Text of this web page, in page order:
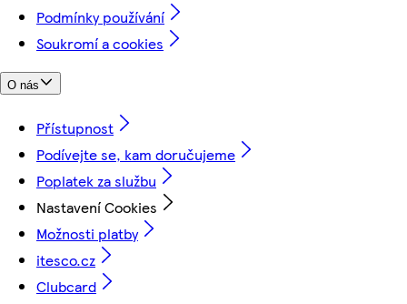
Podmínky používání
Soukromí a cookies
O nás
Přístupnost
Podívejte se, kam doručujeme
Poplatek za službu
Nastavení Cookies
Možnosti platby
itesco.cz
Clubcard